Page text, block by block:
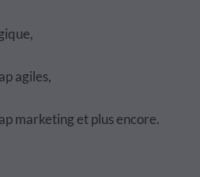
agiles,
marketing et plus encore.